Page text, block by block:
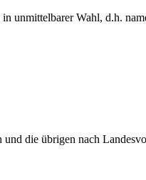
unmittelbarer Wahl, d.h.
die übrigen nach